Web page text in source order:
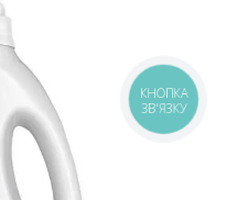
КНОПКА
ЗВ'ЯЗКУ